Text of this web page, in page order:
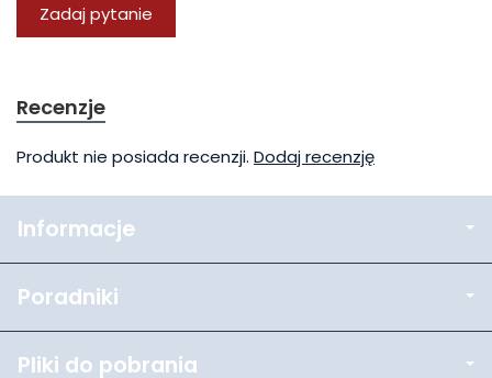
Zadaj pytanie
Recenzje
Produkt nie posiada recenzji. Dodaj recenzję
Informacje
Poradniki
Pliki do pobrania